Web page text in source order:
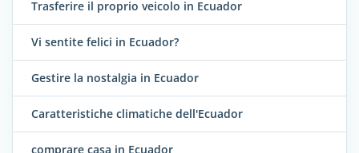
Trasferire il proprio veicolo in Ecuador
Vi sentite felici in Ecuador?
Gestire la nostalgia in Ecuador
Caratteristiche climatiche dell'Ecuador
comprare casa in Ecuador